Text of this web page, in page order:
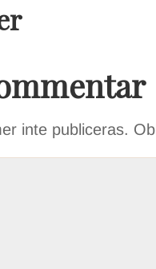
inte publiceras.